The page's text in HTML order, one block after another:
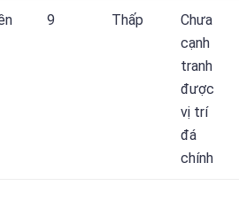
9 Thấp
Chưa
cạnh
tranh
được
vị trí
đá
chính